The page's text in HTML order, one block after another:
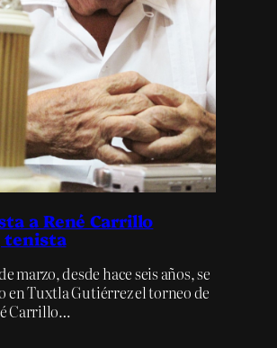
a René Carrillo
tenista
marzo, desde hace seis años, se
en Tuxtla Gutiérrez el torneo de
Carrillo…